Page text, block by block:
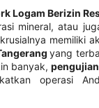
Logam Berizin
mineral, atau
memiliki
yang
banyak,
operasi